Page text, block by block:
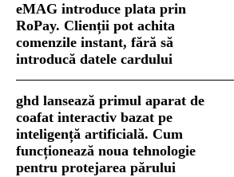
eMAG introduce plata prin
RoPay. Clienții pot achita
comenzile instant, fără să
introducă datele cardului
ghd lansează primul aparat de
coafat interactiv bazat pe
inteligență artificială. Cum
funcționează noua tehnologie
pentru protejarea părului